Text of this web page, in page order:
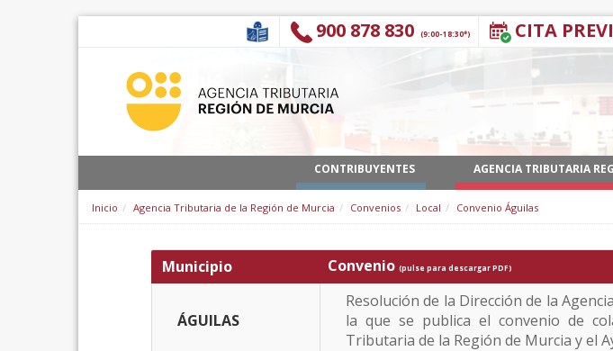
CITA
900 878 830 (9:00-18:30*)
CONTRIBUYENTES AGENCIA TRIBUTARIA
Inicio Agencia Tributaria de la Región de Murcia Convenios Local Convenio Águilas
Municipio Convenio (pulse para descargar PDF)
ÁGUILAS
Resolución de la Dirección de la
la que se publica el convenio de
Tributaria de la Región de Murcia y el